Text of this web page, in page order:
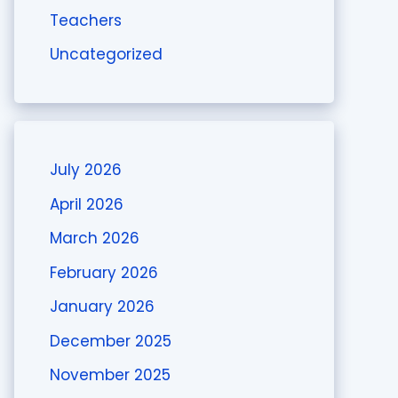
Teachers
Uncategorized
July 2026
April 2026
March 2026
February 2026
January 2026
December 2025
November 2025